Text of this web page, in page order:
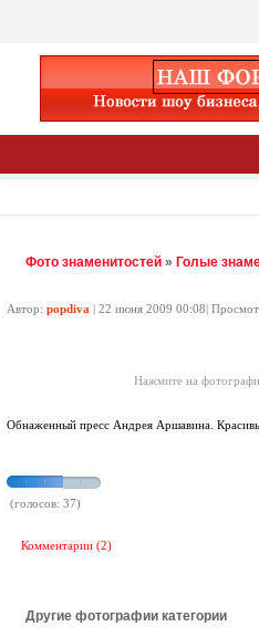
Фото знаменитостей » Голые
Автор: popdiva | 22 июня 2009 00:08|
Нажмите на
Обнаженный пресс Андрея Аршавина.
(голосов: 37)
Комментарии (2)
Другие фотографии категории